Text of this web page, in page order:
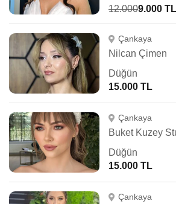
12.0009.000 TL
Çankaya
Nilcan Çimen
Düğün
15.000 TL
Çankaya
Buket Kuzey
Düğün
15.000 TL
Çankaya